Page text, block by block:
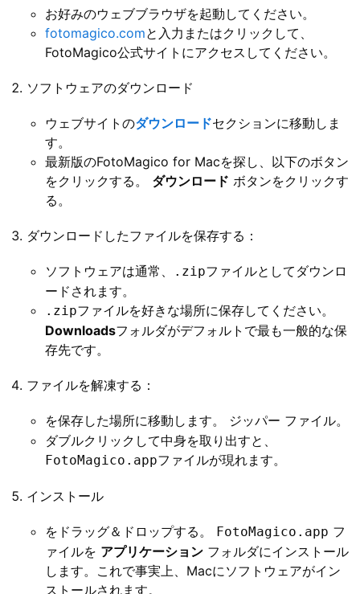
お好みのウェブブラウザを起動してください。
fotomagico.comと入力またはクリックして、
FotoMagico公式サイトにアクセスしてください。
ソフトウェアのダウンロード
ウェブサイトのダウンロードセクションに移動しま
す。
最新版のFotoMagico for Macを探し、以下のボタン
をクリックする。 ダウンロード ボタンをクリックす
る。
ダウンロードしたファイルを保存する：
ソフトウェアは通常、 .zipファイルとしてダウンロ
ードされます。
.zipファイルを好きな場所に保存してください。
Downloadsフォルダがデフォルトで最も一般的な保
存先です。
ファイルを解凍する：
を保存した場所に移動します。 ジッパー ファイル。
ダブルクリックして中身を取り出すと、
FotoMagico.appファイルが現れます。
インストール
をドラッグ＆ドロップする。 FotoMagico.app フ
ァイルを アプリケーション フォルダにインストール
します。これで事実上、Macにソフトウェアがイン
ストールされます。